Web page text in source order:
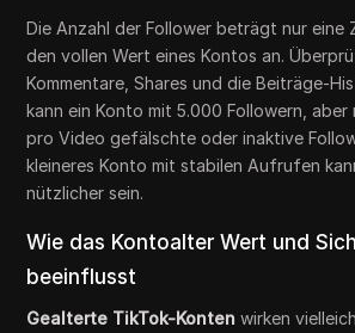
Die Anzahl der Follower beträgt nur eine
den vollen Wert eines Kontos an.
Kommentare, Shares und die Beiträge-
kann ein Konto mit 5.000 Followern,
pro Video gefälschte oder inaktive
kleineres Konto mit stabilen Aufrufen
nützlicher sein.
Wie das Kontoalter Wert und
beeinflusst
Gealterte TikTok-Konten wirken